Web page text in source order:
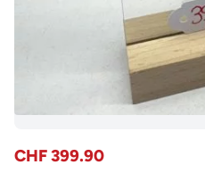
CHF 399.90